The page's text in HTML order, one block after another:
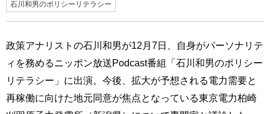
石川和男のポリシーリテラシー
政策アナリストの石川和男が12月7日、自身がパーソナリテ
ィを務めるニッポン放送Podcast番組「石川和男のポリシー
リテラシー」に出演。今後、拡大が予想される電力需要と
再稼働に向けた地元同意が焦点となっている東京電力柏崎